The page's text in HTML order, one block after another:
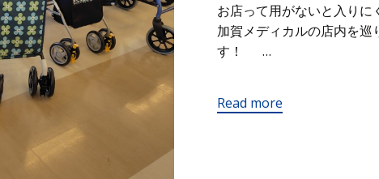
お店って用がないと入りに
加賀メディカルの店内を巡
す！ …
Read more